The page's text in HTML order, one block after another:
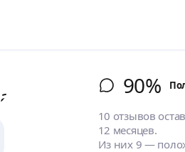
90%
10 отзывов
12 месяцев.
Из них 9 —